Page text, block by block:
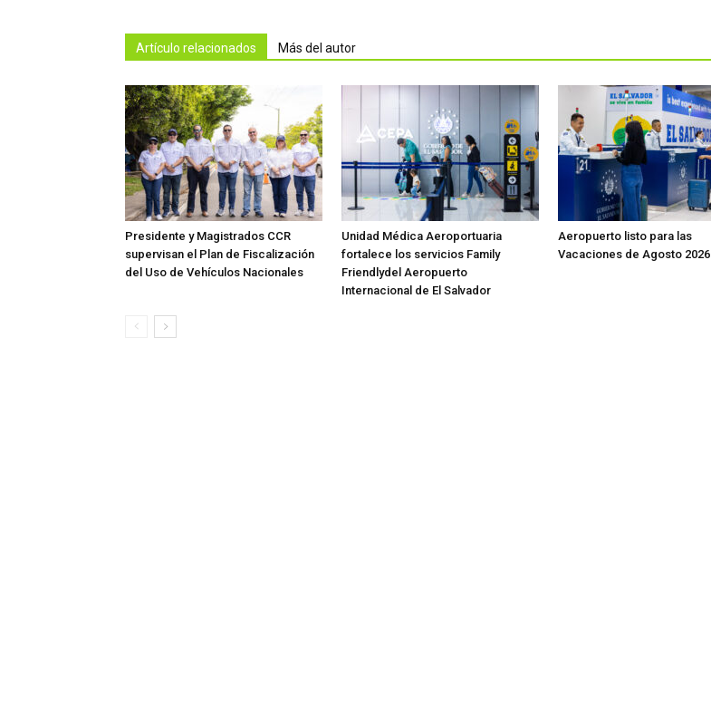
Artículo relacionados Más del autor
Presidente y Magistrados CCR
supervisan el Plan de Fiscalización
del Uso de Vehículos Nacionales
Unidad Médica Aeroportuaria
fortalece los servicios Family
Friendlydel Aeropuerto
Internacional de El Salvador
Aeropuerto listo para las
Vacaciones de Agosto 2026